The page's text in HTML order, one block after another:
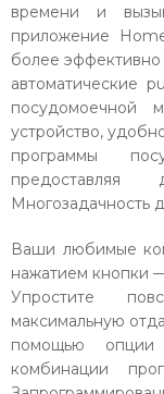
времени и
приложение
более эффективно
автоматические
посудомоечной
устройство,
программы
Многозадачность
Ваши любимые
нажатием кнопки
Упростите
максимальную
помощью опции
комбинации